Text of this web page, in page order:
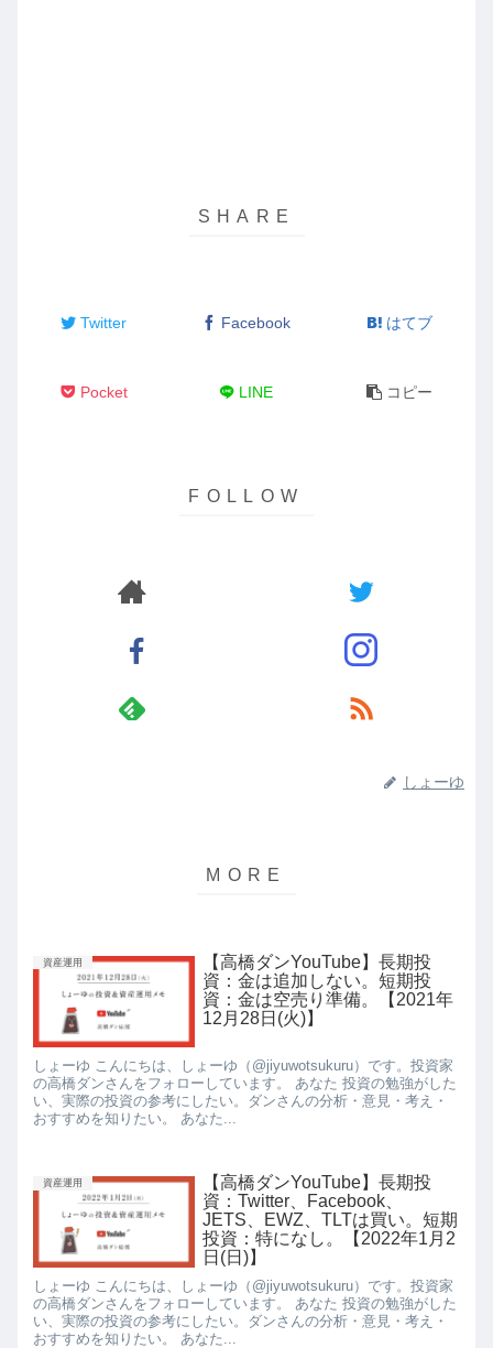
Twitter Facebook はてブ
Pocket LINE コピー
しょーゆ
資産運用
【高橋ダンYouTube】長期投
資：金は追加しない。短期投
資：金は空売り準備。【2021年
12月28日(火)】
しょーゆ こんにちは、しょーゆ（@jiyuwotsukuru）です。投資家
の高橋ダンさんをフォローしています。 あなた 投資の勉強がした
い、実際の投資の参考にしたい。ダンさんの分析・意見・考え・
おすすめを知りたい。 あなた...
資産運用
【高橋ダンYouTube】長期投
資：Twitter、Facebook、
JETS、EWZ、TLTは買い。短期
投資：特になし。【2022年1月2
日(日)】
しょーゆ こんにちは、しょーゆ（@jiyuwotsukuru）です。投資家
の高橋ダンさんをフォローしています。 あなた 投資の勉強がした
い、実際の投資の参考にしたい。ダンさんの分析・意見・考え・
おすすめを知りたい。 あなた...